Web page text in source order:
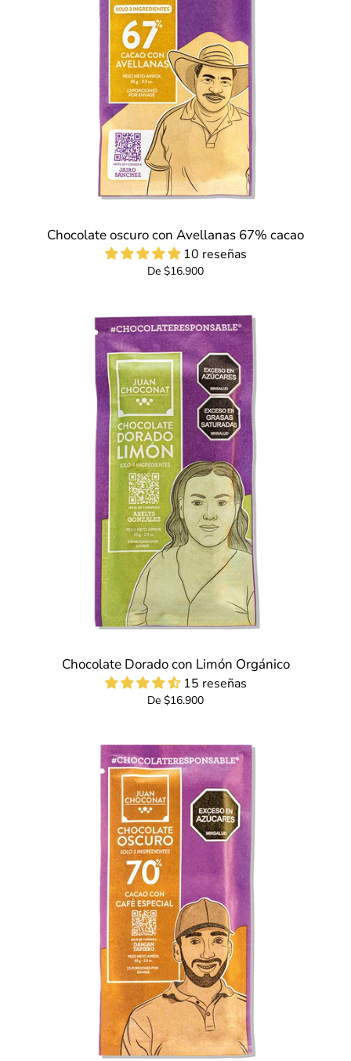
Chocolate oscuro con Avellanas 67% cacao
10 reseñas
De $16.900
Chocolate Dorado con Limón Orgánico
15 reseñas
De $16.900